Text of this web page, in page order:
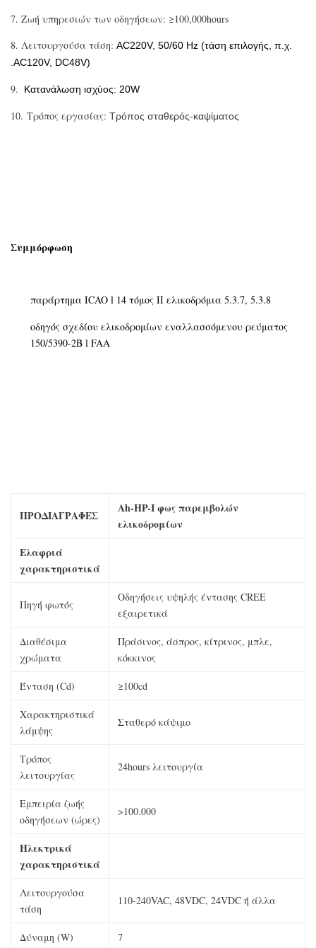
7. Ζωή υπηρεσιών των οδηγήσεων: ≥100,000hours
8. Λειτουργούσα τάση: AC220V, 50/60 Hz (τάση επιλογής, π.χ.
.AC120V, DC48V)
9. Κατανάλωση ισχύος: 20W
10. Τρόπος εργασίας: Τρόπος σταθερός-καψίματος
Συμμόρφωση
παράρτημα ICAO l 14 τόμος ΙΙ ελικοδρόμια 5.3.7, 5.3.8
οδηγός σχεδίου ελικοδρομίων εναλλασσόμενου ρεύματος
150/5390-2B l FAA
ΠΡΟΔΙΑΓΡΑΦΕΣ
Ah-HP-Ι φως παρεμβολών
ελικοδρομίων
Ελαφριά
χαρακτηριστικά
Πηγή φωτός
Οδηγήσεις υψηλής έντασης CREE
εξαιρετικά
Διαθέσιμα
χρώματα
Πράσινος, άσπρος, κίτρινος, μπλε,
κόκκινος
Ένταση (Cd) ≥100cd
Χαρακτηριστικά
λάμψης
Σταθερό κάψιμο
Τρόπος
λειτουργίας
24hours λειτουργία
Εμπειρία ζωής
οδηγήσεων (ώρες)
>100.000
Ηλεκτρικά
χαρακτηριστικά
Λειτουργούσα
τάση
110-240VAC, 48VDC, 24VDC ή άλλα
Δύναμη (W) 7